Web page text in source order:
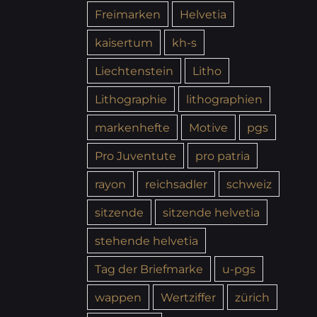
Freimarken
Helvetia
kaisertum
kh-s
Liechtenstein
Litho
Lithographie
lithographien
markenhefte
Motive
pgs
Pro Juventute
pro patria
rayon
reichsadler
schweiz
sitzende
sitzende helvetia
stehende helvetia
Tag der Briefmarke
u-pgs
wappen
Wertziffer zürich